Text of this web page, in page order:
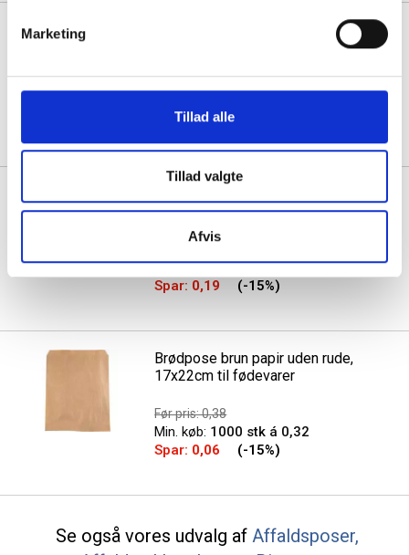
Marketing
Tillad alle
Tillad valgte
Afvis
Brødpose 46x8x16cm 40g/m2
papir med sidefals engangs brun
Spar:0,23
sidefals, 31x53,50cm til
fødevarer
Min. køb:500 stk á 1,06
Spar: 0,19 (-15%)
Brødpose brun papir uden rude,
17x22cm til fødevarer
Før pris: 0,38
Min. køb: 1000 stk á 0,32
Spar: 0,06 (-15%)
Se også vores udvalg af Affaldsposer,